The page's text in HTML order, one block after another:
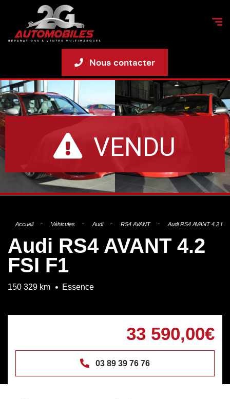
Nous contacter
VENDU
Accueil Véhicules Audi RS4 AVANT Audi RS4 AVANT 4.2
Audi RS4 AVANT 4.2
FSI F1
150 329 km Essence
33 590,00€
03 89 39 76 76